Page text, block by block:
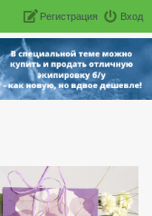
Вход
Регистрация